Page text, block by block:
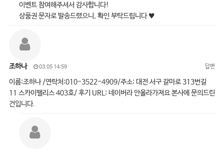
이벤트 참여해주셔서 감사합니다!
상품권 문자로 발송드렸으니, 확인 부탁드립니다 ♥
조하나 03.05 14:59 답변
이름:조하나 /연락처:010-3522-4909/주소: 대전 서구 갈마로 313번길
11 스카이팰리스 403호/ 후기 URL: 네이버라 안올라가져요 본사에 문의드린
건입니다.